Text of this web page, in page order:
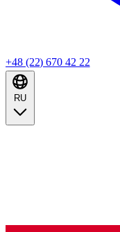
+48 (22) 670 42 22